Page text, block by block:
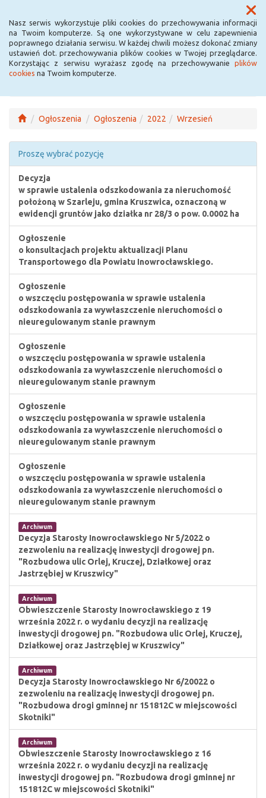
Nasz serwis wykorzystuje pliki cookies do przechowywania informacji
na Twoim komputerze. Są one wykorzystywane w celu zapewnienia
poprawnego działania serwisu. W każdej chwili możesz dokonać zmiany
ustawień dot. przechowywania plików cookies w Twojej przeglądarce.
Korzystając z serwisu wyrażasz zgodę na przechowywanie plików
cookies na Twoim komputerze.
Menu
Ogłoszenia Ogłoszenia 2022 Wrzesień
Proszę wybrać pozycję
Decyzja
w sprawie ustalenia odszkodowania za nieruchomość
położoną w Szarleju, gmina Kruszwica, oznaczoną w
ewidencji gruntów jako działka nr 28/3 o pow. 0.0002 ha
Ogłoszenie
o konsultacjach projektu aktualizacji Planu
Transportowego dla Powiatu Inowrocławskiego.
Ogłoszenie
o wszczęciu postępowania w sprawie ustalenia
odszkodowania za wywłaszczenie nieruchomości o
nieuregulowanym stanie prawnym
Ogłoszenie
o wszczęciu postępowania w sprawie ustalenia
odszkodowania za wywłaszczenie nieruchomości o
nieuregulowanym stanie prawnym
Ogłoszenie
o wszczęciu postępowania w sprawie ustalenia
odszkodowania za wywłaszczenie nieruchomości o
nieuregulowanym stanie prawnym
Ogłoszenie
o wszczęciu postępowania w sprawie ustalenia
odszkodowania za wywłaszczenie nieruchomości o
nieuregulowanym stanie prawnym
Archiwum
Decyzja Starosty Inowrocławskiego Nr 5/2022 o
zezwoleniu na realizację inwestycji drogowej pn.
"Rozbudowa ulic Orlej, Kruczej, Działkowej oraz
Jastrzębiej w Kruszwicy"
Archiwum
Obwieszczenie Starosty Inowrocławskiego z 19
września 2022 r. o wydaniu decyzji na realizację
inwestycji drogowej pn. "Rozbudowa ulic Orlej, Kruczej,
Działkowej oraz Jastrzębiej w Kruszwicy"
Archiwum
Decyzja Starosty Inowrocławskiego Nr 6/20022 o
zezwoleniu na realizację inwestycji drogowej pn.
"Rozbudowa drogi gminnej nr 151812C w miejscowości
Skotniki"
Archiwum
Obwieszczenie Starosty Inowrocławskiego z 16
września 2022 r. o wydaniu decyzji na realizację
inwestycji drogowej pn. "Rozbudowa drogi gminnej nr
151812C w miejscowości Skotniki"